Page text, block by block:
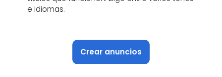
e idiomas.
Crear anuncios